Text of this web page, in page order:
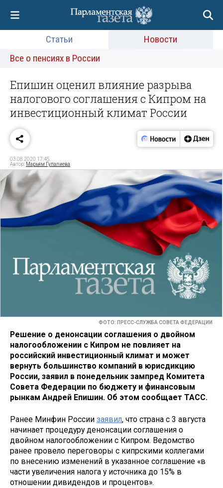
Статьи
Новости
Все о пенсиях в России
Епишин оценил влияние разрыва
налогового соглашения с Кипром на
инвестиционный климат России
03.08.2020 17:45
Автор: Марьям Гулалиева
ФОТО: ПРЕСС-СЛУЖБА СОВЕТА ФЕДЕРАЦИИ
Решение о денонсации соглашения о двойном
налогообложении с Кипром не повлияет на
российский инвестиционный климат и может
вернуть большинство компаний в юрисдикцию
России, заявил в понедельник зампред Комитета
Совета Федерации по бюджету и финансовым
рынкам Андрей Епишин. Об этом сообщает ТАСС.
Ранее Минфин России заявил, что страна с 3 августа
начинает процедуру денонсации соглашения о
двойном налогообложении с Кипром. Ведомство
ранее провело переговоры с кипрскими коллегами
по внесению изменений в указанное соглашение «в
части увеличения налога у источника до 15% в
отношении дивидендов и процентов».